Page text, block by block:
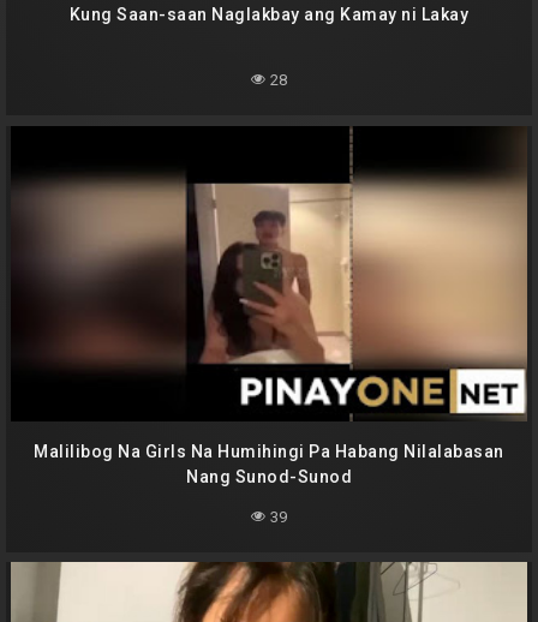
Kung Saan-saan Naglakbay ang Kamay ni Lakay
28
Malilibog Na Girls Na Humihingi Pa Habang Nilalabasan
Nang Sunod-Sunod
39